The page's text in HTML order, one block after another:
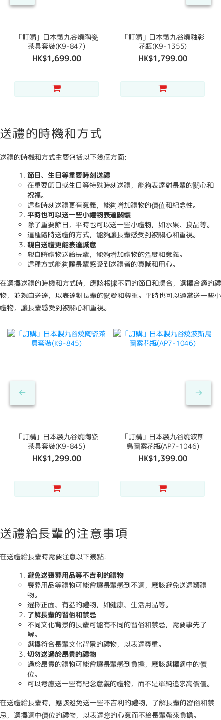
「訂購」日本製九谷燒陶瓷
茶具套裝(K9-847)
HK$1,699.00
「訂購」日本製九谷燒釉彩
花瓶(K9-1355)
HK$1,799.00
送禮的時機和方式
送禮的時機和方式主要包括以下幾個方面:
節日、生日等重要時刻送禮
在重要節日或生日等特殊時刻送禮，能夠表達對長輩的關心和
祝福。
這些時刻送禮更有意義，能夠增加禮物的價值和紀念性。
平時也可以送一些小禮物表達關懷
除了重要節日，平時也可以送一些小禮物，如水果、食品等。
這種隨時送禮的方式，能夠讓長輩感受到被關心和重視。
親自送禮更能表達誠意
親自將禮物送給長輩，能夠增加禮物的溫度和意義。
這種方式能夠讓長輩感受到送禮者的真誠和用心。
在選擇送禮的時機和方式時，應該根據不同的節日和場合，選擇合適的禮
物，並親自送達，以表達對長輩的關愛和尊重。平時也可以適當送一些小
禮物，讓長輩感受到被關心和重視。
「訂購」日本製九谷燒陶瓷
茶具套裝(K9-845)
HK$1,299.00
「訂購」日本製九谷燒波斯
鳥圖案花瓶(AP7-1046)
HK$1,399.00
送禮給長輩的注意事項
在送禮給長輩時需要注意以下幾點:
避免送喪葬用品等不吉利的禮物
喪葬用品等禮物可能會讓長輩感到不適，應該避免送這類禮
物。
選擇正面、有益的禮物，如健康、生活用品等。
了解長輩的習俗和禁忌
不同文化背景的長輩可能有不同的習俗和禁忌，需要事先了
解。
選擇符合長輩文化背景的禮物，以表達尊重。
切勿送過於昂貴的禮物
過於昂貴的禮物可能會讓長輩感到負擔，應該選擇適中的價
位。
可以考慮送一些有紀念意義的禮物，而不是單純追求高價值。
在送禮給長輩時，應該避免送一些不吉利的禮物，了解長輩的習俗和禁
忌，選擇適中價位的禮物，以表達您的心意而不給長輩帶來負擔。